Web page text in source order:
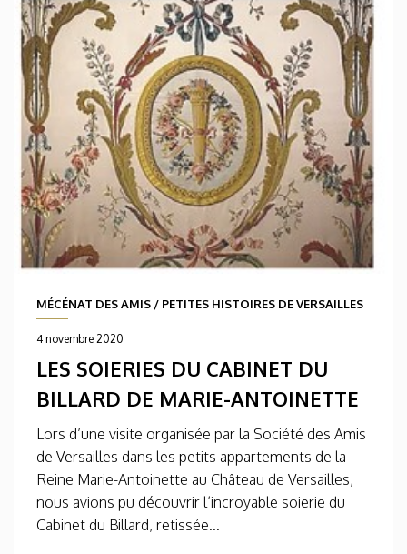
MÉCÉNAT DES AMIS / PETITES HISTOIRES DE VERSAILLES
4 novembre 2020
LES SOIERIES DU CABINET DU
BILLARD DE MARIE-ANTOINETTE
Lors d’une visite organisée par la Société des Amis
de Versailles dans les petits appartements de la
Reine Marie-Antoinette au Château de Versailles,
nous avions pu découvrir l’incroyable soierie du
Cabinet du Billard, retissée...